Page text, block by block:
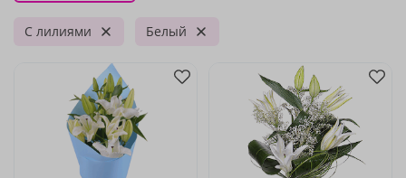
С лилиями Белый